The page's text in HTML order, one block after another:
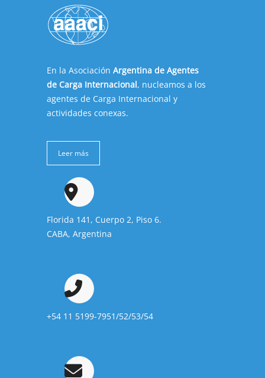
En la Asociación Argentina de Agentes
de Carga Internacional, nucleamos a los
agentes de Carga Internacional y
actividades conexas.
Leer más
Florida 141, Cuerpo 2, Piso 6.
CABA, Argentina
+54 11 5199-7951/52/53/54